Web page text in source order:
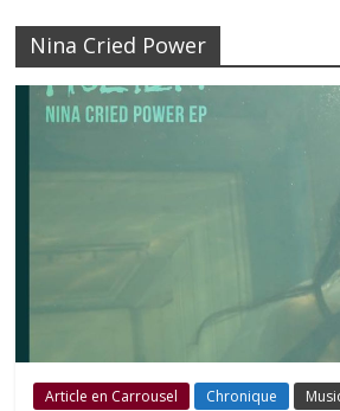
Nina Cried Power
Article en Carrousel Chronique